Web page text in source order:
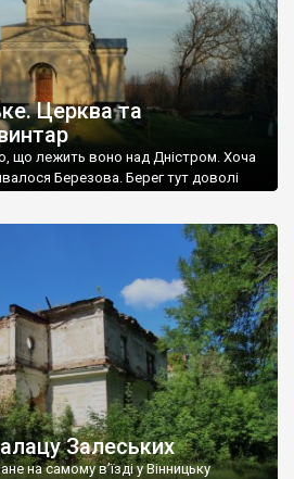
Церква та
що лежить воно над Дністром. Хоча
Березова. Берег тут доволі
від більшості навколишніх
церква. Точної дати […]
Залеських
на самому в’їзді у Вінницьку